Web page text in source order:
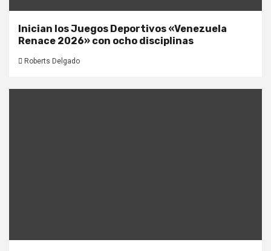
Inician los Juegos Deportivos «Venezuela
Renace 2026» con ocho disciplinas
Roberts Delgado